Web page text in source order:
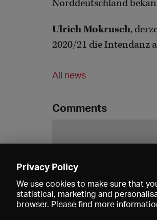
Norddeutschland
Ulrich Mokrusch,
2020/21 die Intendanz
All news
Comments
Privacy Policy
We use cookies to make sure that
statistical, marketing and
browser. Please find more